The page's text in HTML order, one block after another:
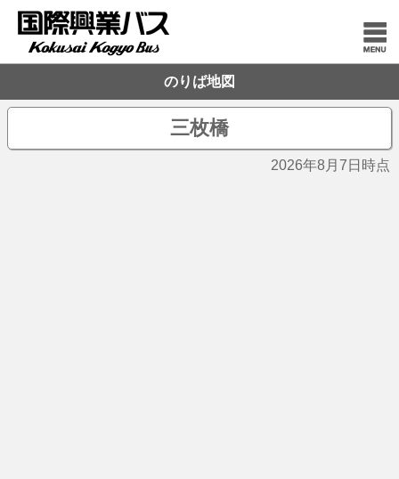
のりば地図
三枚橋
2026年8月7日時点